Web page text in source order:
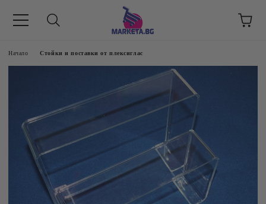
8 -17 ч/
Начало Стойки и поставки от плексиглас